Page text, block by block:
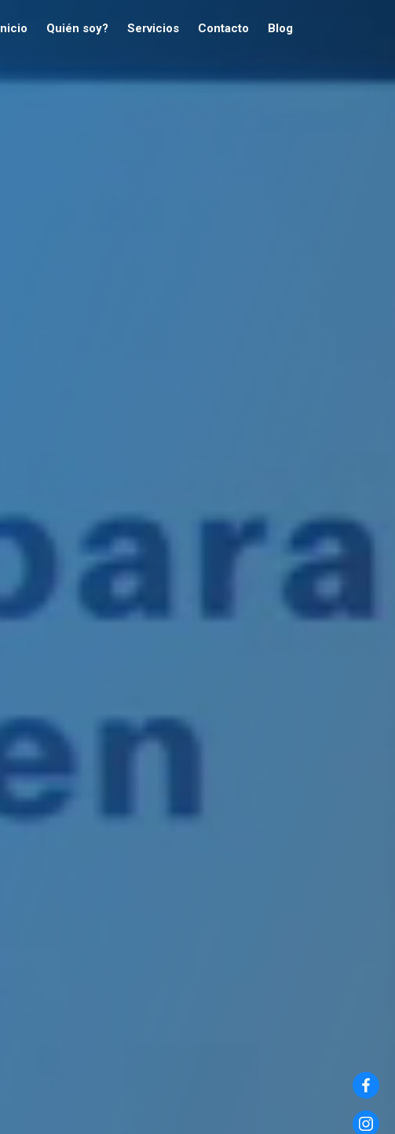
Inicio Quién soy? Servicios Contacto Blog